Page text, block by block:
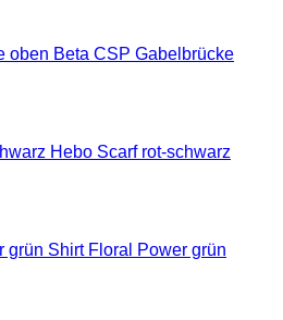
CSP Gabelbrücke
Hebo Scarf rot-schwarz
Shirt Floral Power grün